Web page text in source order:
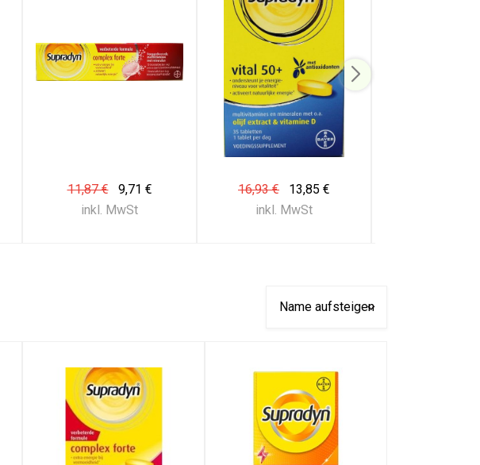
11,87 €
9,71 €
inkl. MwSt
16,93 €
13,85 €
inkl. MwSt